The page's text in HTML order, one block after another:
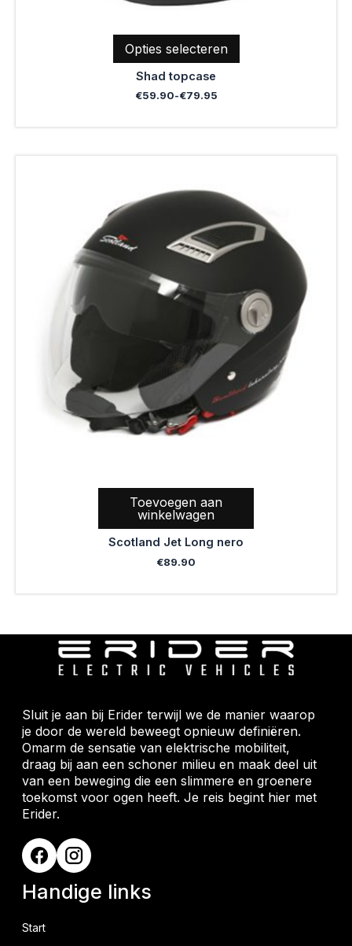
Shad topcase
€59.90-€79.95
Opties selecteren
Scotland Jet Long nero
€89.90
Toevoegen aan
winkelwagen
Sluit je aan bij Erider terwijl we de manier waarop
je door de wereld beweegt opnieuw definiëren.
Omarm de sensatie van elektrische mobiliteit,
draag bij aan een schoner milieu en maak deel uit
van een beweging die een slimmere en groenere
toekomst voor ogen heeft. Je reis begint hier met
Erider.
Handige links
Start